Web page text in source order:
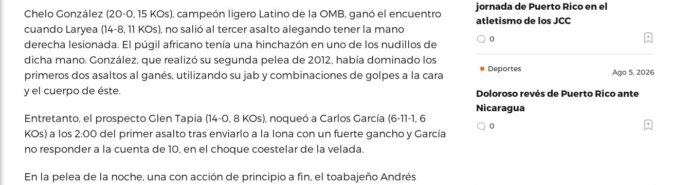
Chelo González (20-0, 15 KOs), campeón ligero Latino de la OMB, ganó el encuentro
cuando Laryea (14-8, 11 KOs), no salió al tercer asalto alegando tener la mano
derecha lesionada. El púgil africano tenía una hinchazón en uno de los nudillos de
dicha mano. González, que realizó su segunda pelea de 2012, había dominado los
primeros dos asaltos al ganés, utilizando su jab y combinaciones de golpes a la cara
y el cuerpo de éste.
Entretanto, el prospecto Glen Tapia (14-0, 8 KOs), noqueó a Carlos García (6-11-1, 6
KOs) a los 2:00 del primer asalto tras enviarlo a la lona con un fuerte gancho y García
no responder a la cuenta de 10, en el choque coestelar de la velada.
En la pelea de la noche, una con acción de principio a fin, el toabajeño Andrés
jornada de Puerto Rico en el
atletismo de los JCC
0
Deportes Ago 5, 2026
Doloroso revés de Puerto Rico ante
Nicaragua
0